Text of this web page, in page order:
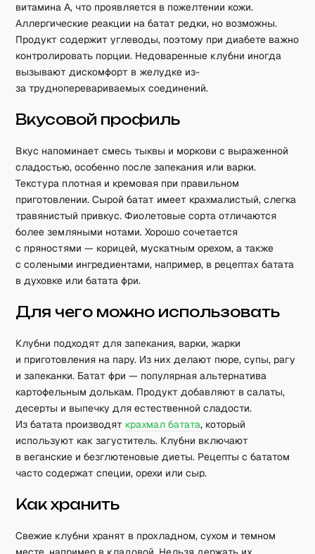
витамина А, что проявляется в пожелтении кожи.
Аллергические реакции на батат редки, но возможны.
Продукт содержит углеводы, поэтому при диабете важно
контролировать порции. Недоваренные клубни иногда
вызывают дискомфорт в желудке из-
за трудноперевариваемых соединений.
Вкусовой профиль
Вкус напоминает смесь тыквы и моркови с выраженной
сладостью, особенно после запекания или варки.
Текстура плотная и кремовая при правильном
приготовлении. Сырой батат имеет крахмалистый, слегка
травянистый привкус. Фиолетовые сорта отличаются
более земляными нотами. Хорошо сочетается
с пряностями — корицей, мускатным орехом, а также
с солеными ингредиентами, например, в рецептах батата
в духовке или батата фри.
Для чего можно использовать
Клубни подходят для запекания, варки, жарки
и приготовления на пару. Из них делают пюре, супы, рагу
и запеканки. Батат фри — популярная альтернатива
картофельным долькам. Продукт добавляют в салаты,
десерты и выпечку для естественной сладости.
Из батата производят крахмал батата, который
используют как загуститель. Клубни включают
в веганские и безглютеновые диеты. Рецепты с бататом
часто содержат специи, орехи или сыр.
Как хранить
Свежие клубни хранят в прохладном, сухом и темном